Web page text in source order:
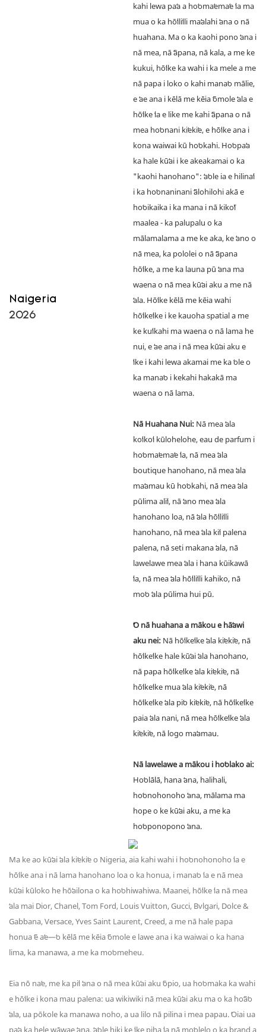
Naigeria
2026
kahi lewa paʻa a hoʻomaʻemaʻe ʻia ma
mua o ka hōʻiliʻili maʻalahi ʻana o nā
huahana. Ma o ka kaohi pono ʻana i
nā mea, nā ʻāpana, nā kala, a me ke
kukui, hōʻike ka wahi i ka mele a me
nā papa i loko o kahi manaʻo mālie,
e ʻae ana i kēlā me kēia ʻōmole ʻala e
hōʻike ʻia e like me kahi ʻāpana o nā
mea hoʻonani kiʻekiʻe, e hōʻike ana i
kona waiwai kū hoʻokahi. Hoʻopaʻa
ka hale kūʻai i ke akeakamai o ka
"kaohi hanohano": ʻaʻole ia e hilinaʻi
i ka hoʻonaninani ʻālohilohi akā e
hoʻoikaika i ka mana i nā kikoʻī
maalea - ka palupalu o ka
mālamalama a me ke aka, ke ʻano o
nā mea, ka pololei o nā ʻāpana
hōʻike, a me ka launa pū ʻana ma
waena o nā mea kūʻai aku a me nā
ʻala. Hōʻike kēlā me kēia wahi
hōʻikeʻike i ke kauoha spatial a me
ke kuʻikahi ma waena o nā lama he
nui, e ʻae ana i nā mea kūʻai aku e
ʻike i kahi lewa akamai me ka ʻole o
ka manaʻo i kekahi hakakā ma
waena o nā lama.
Nā Huahana Nui: Nā mea ʻala
koʻikoʻi kūlohelohe, eau de parfum i
hoʻomaʻemaʻe ʻia, nā mea ʻala
boutique hanohano, nā mea ʻala
maʻamau kū hoʻokahi, nā mea ʻala
pūlima aliʻi, nā ʻano mea ʻala
hanohano loa, nā ʻala hōʻiliʻili
hanohano, nā mea ʻala kiʻi palena
palena, nā seti makana ʻala, nā
lawelawe mea ʻala i hana kūikawā
ʻia, nā mea ʻala hōʻiliʻili kahiko, nā
moʻo ʻala pūlima hui pū.
ʻO nā huahana a mākou e hāʻawi
aku nei: Nā hōʻikeʻike ʻala kiʻekiʻe, nā
hōʻikeʻike hale kūʻai ʻala hanohano,
nā papa hōʻikeʻike ʻala kiʻekiʻe, nā
hōʻikeʻike mua ʻala kiʻekiʻe, nā
hōʻikeʻike ʻala piʻo kiʻekiʻe, nā hōʻikeʻike
paia ʻala nani, nā mea hōʻikeʻike ʻala
kiʻekiʻe, nā logo maʻamau.
Nā lawelawe a mākou i hoʻolako ai:
Hoʻolālā, hana ʻana, halihali,
hoʻonohonoho ʻana, mālama ma
hope o ke kūʻai aku, a me ka
hoʻoponopono ʻana.
Ma ke ao kūʻai ʻala kiʻekiʻe o Nigeria, aia kahi wahi i hoʻonohonoho ʻia e
hōʻike ana i nā lama hanohano loa o ka honua, i manaʻo ʻia e nā mea
kūʻai kūloko he hōʻailona o ka hoʻohiwahiwa. Maanei, hōʻike ʻia nā mea
ʻala mai Dior, Chanel, Tom Ford, Louis Vuitton, Gucci, Bvlgari, Dolce &
Gabbana, Versace, Yves Saint Laurent, Creed, a me nā hale papa
honua ʻē aʻe—ʻo kēlā me kēia ʻōmole e lawe ana i ka waiwai o ka hana
lima, ka manawa, a me ka moʻomeheu.
Eia nō naʻe, me ka piʻi ʻana o nā mea kūʻai aku ʻōpio, ua hoʻomaka ka wahi
e hōʻike i kona mau palena: ua wikiwiki nā mea kūʻai aku ma o ka hoʻāʻo
ʻala, ua pōkole ka manawa noho, a ua lilo nā pilina i mea papau. ʻOiai ua
paʻa ka hele wāwae ʻana, ʻaʻole hiki ke ʻike piha ʻia nā moʻolelo o ka brand a